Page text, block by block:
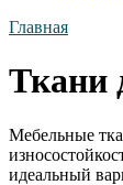
Главная
Ткани
Мебельные
идеальный